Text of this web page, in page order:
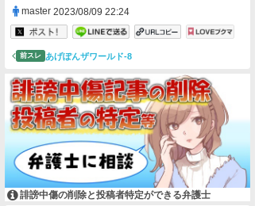
master 2023/08/09 22:24
前スレ あげぽんザワールド-8
誹謗中傷の削除と投稿者特定ができる弁護士